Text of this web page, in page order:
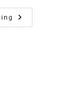
জীবনানন্দ
দাশের